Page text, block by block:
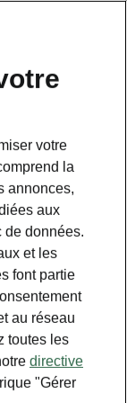
votre
la
annonces,
aux
de données.
et les
font partie
au réseau
toutes les
directive
"Gérer